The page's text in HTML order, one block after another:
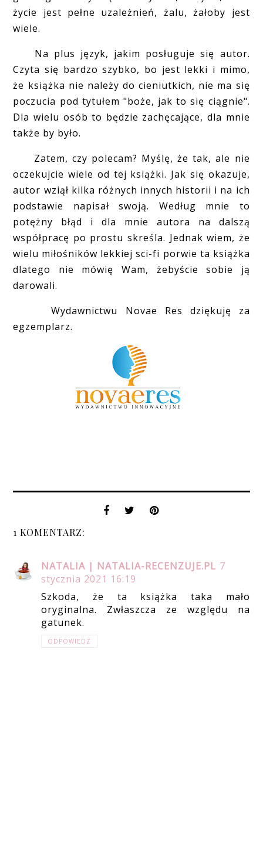
życie jest pełne uzależnień, żalu, żałoby jest
wiele.
Na plus język, jakim posługuje się autor.
Czyta się bardzo szybko, bo jest lekki i mimo,
że książka nie należy do cieniutkich, nie ma się
poczucia pod tytułem "boże, jak to się ciągnie".
Dla wielu osób to będzie zachęcające, dla mnie
także by było.
Zatem, czy polecam? Myślę, że tak, ale nie
oczekujcie wiele od tej książki. Jak się okazuje,
autor wziął kilka różnych innych historii i na ich
podstawie napisał swoją. Według mnie to
potężny błąd i dla mnie autora na dalszą
współpracę po prostu skreśla. Jednak wiem, że
wielu miłośników lekkiej sci-fi porwie ta książka
dlatego nie mówię Wam, żebyście sobie ją
darowali.
Wydawnictwu Novae Res dziękuję za
egzemplarz.
1 KOMENTARZ:
NATALIA | NATALIA-RECENZUJE.PL 7
stycznia 2021 16:19
Szkoda, że ta książka taka mało
oryginalna. Zwłaszcza ze względu na
gatunek.
ODPOWIEDZ